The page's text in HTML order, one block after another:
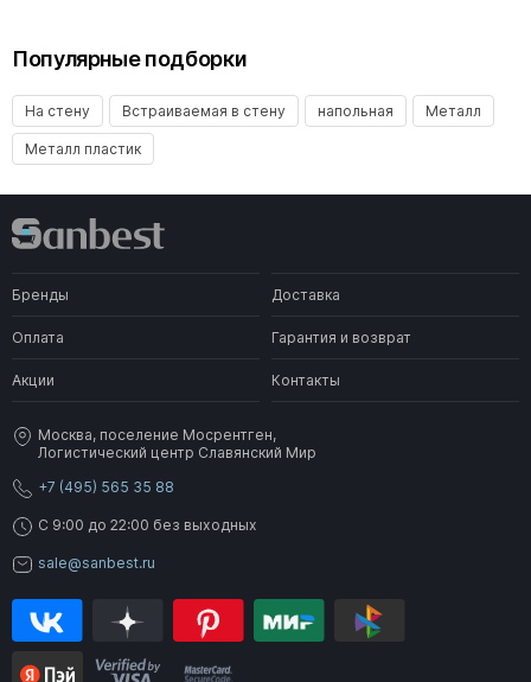
Популярные подборки
На стену Встраиваемая в стену напольная Металл
Металл пластик
Бренды Доставка
Оплата Гарантия и возврат
Акции Контакты
Москва, поселение Мосрентген,
Логистический центр Славянский Мир
+7 (495) 565 35 88
C 9:00 до 22:00 без выходных
sale@sanbest.ru